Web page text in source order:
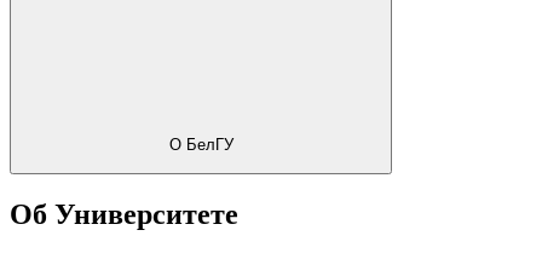
О БелГУ
Об Университете